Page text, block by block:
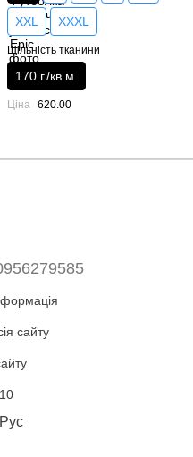
XXL XXXL
Щільність тканини
170 г./кв.м.
Ціна 620.00
сайту
Рус